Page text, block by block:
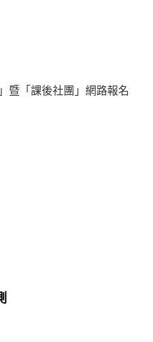
暨「課後社團」網路報名